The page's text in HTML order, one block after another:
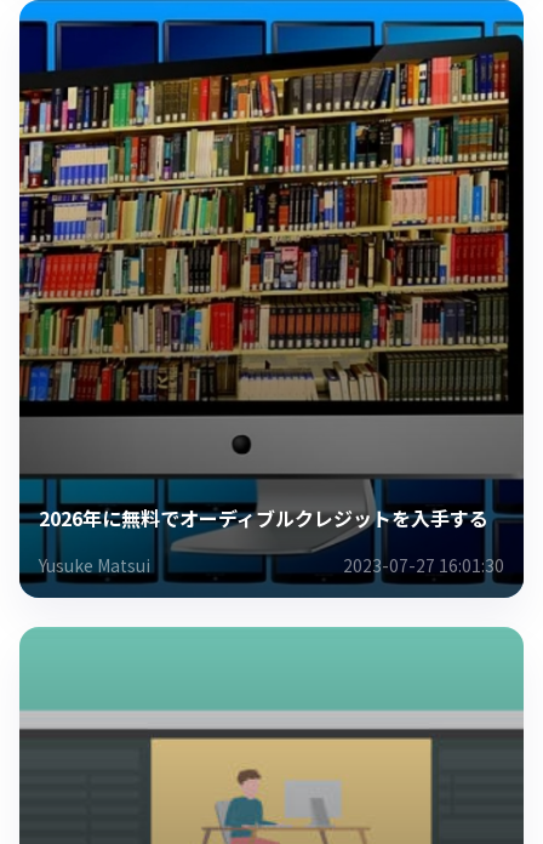
2026年に無料でオーディブルクレジットを入手する
Yusuke Matsui 2023-07-27 16:01:30